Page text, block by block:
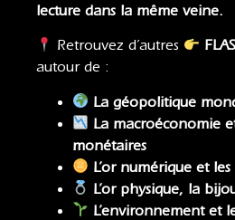
lecture dans la même veine.
Retrouvez d’autres
autour de :
La géopolitique
La macroéconomie
monétaires
L’or numérique et
L’or physique, la
L’environnement et